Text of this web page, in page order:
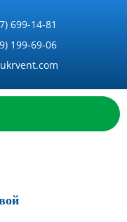
699-14-81
199-69-06